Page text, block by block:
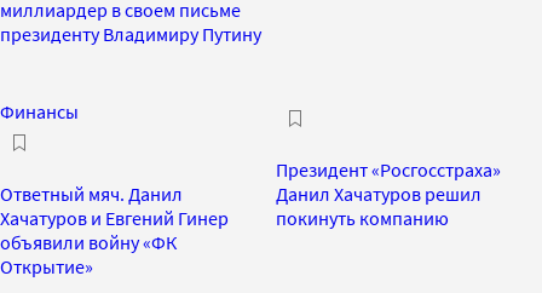
миллиардер в своем письме
президенту Владимиру Путину
Финансы
Ответный мяч. Данил
Хачатуров и Евгений Гинер
объявили войну «ФК
Открытие»
Президент «Росгосстраха»
Данил Хачатуров решил
покинуть компанию